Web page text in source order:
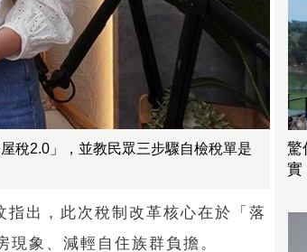
稅2.0」，並教民眾三步驟自檢稅單是
出，此次稅制改革核心在於「落
象、減輕自住族群負擔。
驚
實